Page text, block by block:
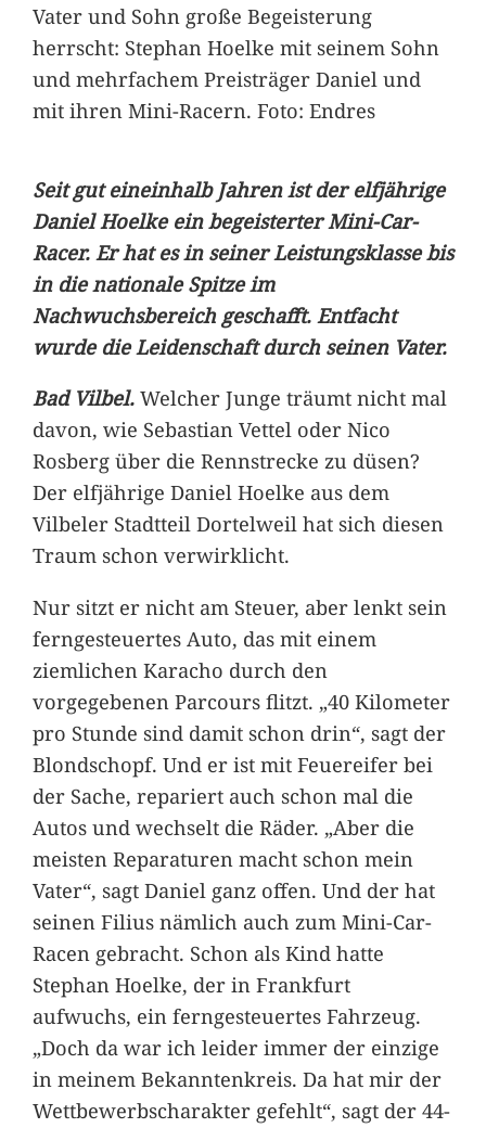
Vater und Sohn große Begeisterung
herrscht: Stephan Hoelke mit seinem Sohn
und mehrfachem Preisträger Daniel und
mit ihren Mini-Racern. Foto: Endres
Seit gut eineinhalb Jahren ist der elfjährige
Daniel Hoelke ein begeisterter Mini-Car-
Racer. Er hat es in seiner Leistungsklasse bis
in die nationale Spitze im
Nachwuchsbereich geschafft. Entfacht
wurde die Leidenschaft durch seinen Vater.
Bad Vilbel. Welcher Junge träumt nicht mal
davon, wie Sebastian Vettel oder Nico
Rosberg über die Rennstrecke zu düsen?
Der elfjährige Daniel Hoelke aus dem
Vilbeler Stadtteil Dortelweil hat sich diesen
Traum schon verwirklicht.
Nur sitzt er nicht am Steuer, aber lenkt sein
ferngesteuertes Auto, das mit einem
ziemlichen Karacho durch den
vorgegebenen Parcours flitzt. „40 Kilometer
pro Stunde sind damit schon drin“, sagt der
Blondschopf. Und er ist mit Feuereifer bei
der Sache, repariert auch schon mal die
Autos und wechselt die Räder. „Aber die
meisten Reparaturen macht schon mein
Vater“, sagt Daniel ganz offen. Und der hat
seinen Filius nämlich auch zum Mini-Car-
Racen gebracht. Schon als Kind hatte
Stephan Hoelke, der in Frankfurt
aufwuchs, ein ferngesteuertes Fahrzeug.
„Doch da war ich leider immer der einzige
in meinem Bekanntenkreis. Da hat mir der
Wettbewerbscharakter gefehlt“, sagt der 44-